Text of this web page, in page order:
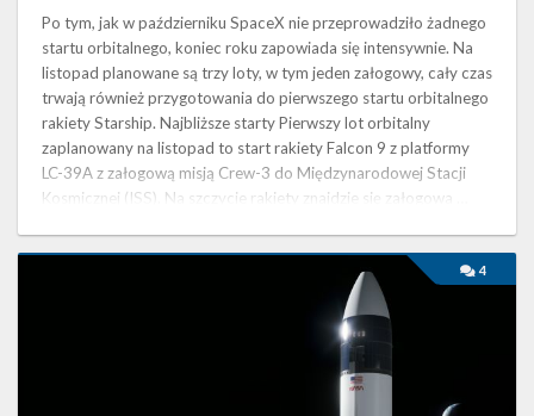
Po tym, jak w październiku SpaceX nie przeprowadziło żadnego
startu orbitalnego, koniec roku zapowiada się intensywnie. Na
listopad planowane są trzy loty, w tym jeden załogowy, cały czas
trwają również przygotowania do pierwszego startu orbitalnego
rakiety Starship. Najbliższe starty Pierwszy lot orbitalny
zaplanowany na listopad to start rakiety Falcon 9 z platformy
LC-39A z załogową misją Crew-3 do Międzynarodowej Stacji
Kosmicznej (ISS). Na szczycie rakiety znajdzie się załogowa …
4